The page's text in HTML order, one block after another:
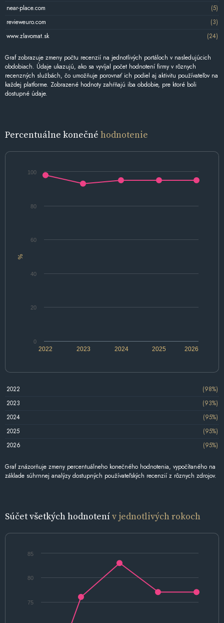
near-place.com
(5)
revieweuro.com
(3)
www.zlavomat.sk
(24)
Graf zobrazuje zmeny počtu recenzií na jednotlivých portáloch v nasledujúcich
obdobiach. Údaje ukazujú, ako sa vyvíjal počet hodnotení firmy v rôznych
recenzných službách, čo umožňuje porovnať ich podiel aj aktivitu používateľov na
každej platforme. Zobrazené hodnoty zahŕňajú iba obdobie, pre ktoré boli
dostupné údaje.
Percentuálne konečné hodnotenie
%
2022 2024 2026
2023 2025
0
20
40
60
80
100
2022
(98%)
2023
(93%)
2024
(95%)
2025
(95%)
2026
(95%)
Graf znázorňuje zmeny percentuálneho konečného hodnotenia, vypočítaného na
základe súhrnnej analýzy dostupných používateľských recenzií z rôznych zdrojov.
Súčet všetkých hodnotenív jednotlivých rokoch
75
80
85